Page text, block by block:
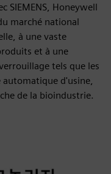
SIEMENS, Honeywell
marché national
à une vaste
et à une
tels que les
d'usine,
de la bioindustrie.